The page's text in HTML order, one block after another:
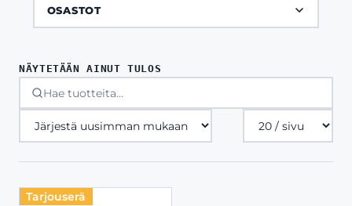
OSASTOT
NÄYTETÄÄN AINUT TULOS
Tuotteita
sivulla
Tarjouserä